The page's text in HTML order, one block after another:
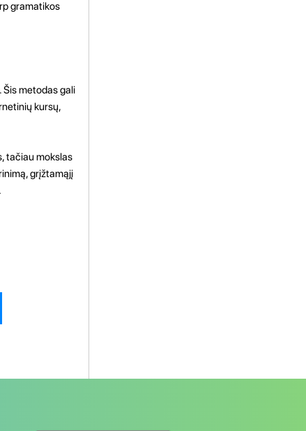
gramatikos
metodas gali
kursų,
tačiau mokslas
grįžtamąjį